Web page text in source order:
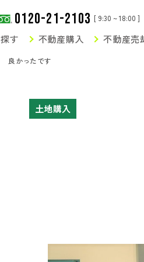
0120-21-2103 [ 9:30 ~ 18:00 ]
す 不動産購入 不動産売
良かったです
土地購入